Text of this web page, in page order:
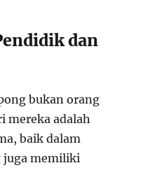
dan
bukan orang
mereka adalah
baik dalam
juga memiliki